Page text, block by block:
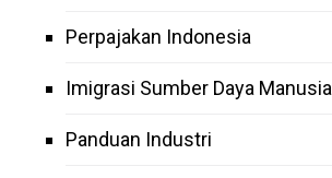
Perpajakan Indonesia
Imigrasi Sumber Daya Manusia
Panduan Industri